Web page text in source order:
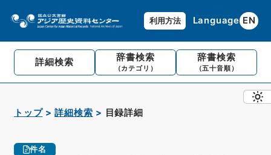
利用方法 Language EN
詳細検索 辞書検索
（カテゴリ）
辞書検索
（五十音順）
トップ 詳細検索 目録詳細
件名